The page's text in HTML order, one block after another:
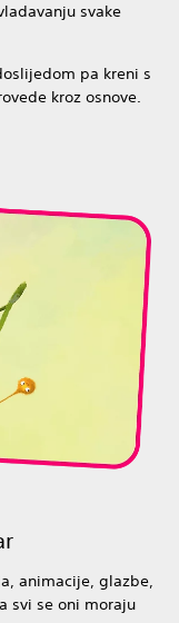
svake
pa kreni s
kroz osnove.
animacije, glazbe,
svi se oni moraju